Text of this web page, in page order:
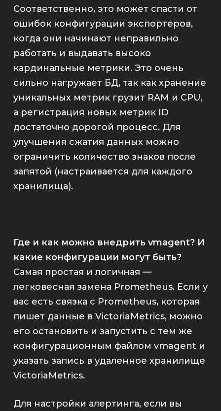
Соответственно, это может спасти от
ошибок конфигурации экспортеров,
когда они начинают неправильно
работать и выдавать высоко
кардинальные метрики. Это очень
сильно нагружает БД, так как хранение
уникальных метрик грузит RAM и CPU,
а регистрация новых метрик ID
достаточно дорогой процесс. Для
улучшения сжатия данных можно
ограничить количество знаков после
запятой (настраивается для каждого
хранилища).
Где и как можно внедритьvmagent? И
какие конфигурации могут быть?
Самая простая и логичная —
легковесная замена Prometheus. Если у
вас есть связка с Prometheus, которая
пишет данные в VictoriaMetrics, можно
его остановить и запустить с тем же
конфигурационным файлом vmagent и
указать запись в удаленное хранилище
VictoriaMetrics.
Для настройки алертинга, если вы